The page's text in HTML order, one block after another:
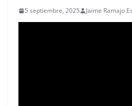
5 septiembre, 2025 Jaime Ramajo